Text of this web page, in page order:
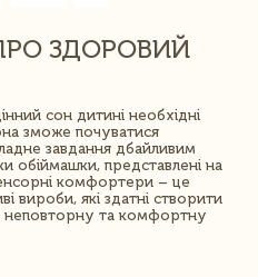
ЗДОРОВИЙ
сон дитині необхідні
зможе почуватися
завдання дбайливим
обіймашки, представлені на
комфортери – це
вироби, які здатні створити
неповторну та комфортну